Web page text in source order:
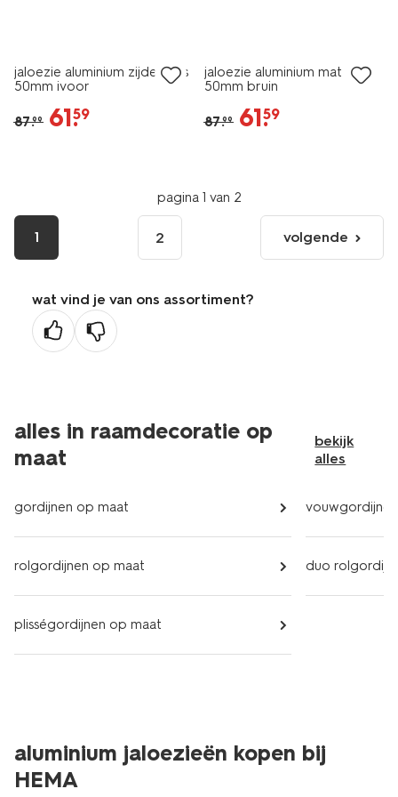
jaloezie aluminium zijdeglans
50mm ivoor
87.99 61.
59
jaloezie aluminium mat
50mm bruin
87.99 61.
59
pagina 1 van 2
1 2
volgende
pagina
volgende
wat vind je van ons assortiment?
alles in raamdecoratie op
maat
bekijk
alles
gordijnen op maat
rolgordijnen op maat
plisségordijnen op maat
duo
aluminium jaloezieën kopen bij
HEMA